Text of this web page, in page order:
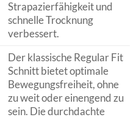
Strapazierfähigkeit und
schnelle Trocknung
verbessert.
Der klassische Regular Fit
Schnitt bietet optimale
Bewegungsfreiheit, ohne
zu weit oder einengend zu
sein. Die durchdachte